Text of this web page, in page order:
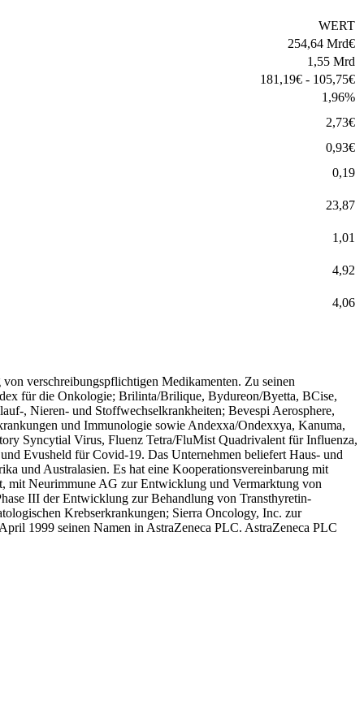
WERT
254,64 Mrd€
1,55 Mrd
181,19€ - 105,75€
1,96%
2,73€
0,93€
0,19
23,87
1,01
4,92
4,06
verschreibungspflichtigen Medikamenten. Zu seinen
für die Onkologie; Brilinta/Brilique, Bydureon/Byetta, BCise,
, Nieren- und Stoffwechselkrankheiten; Bevespi Aerosphere,
und Immunologie sowie Andexxa/Ondexxya, Kanuma,
Syncytial Virus, Fluenz Tetra/FluMist Quadrivalent für Influenza,
Evusheld für Covid-19. Das Unternehmen beliefert Haus- und
und Australasien. Es hat eine Kooperationsvereinbarung mit
mit Neurimmune AG zur Entwicklung und Vermarktung von
III der Entwicklung zur Behandlung von Transthyretin-
Krebserkrankungen; Sierra Oncology, Inc. zur
1999 seinen Namen in AstraZeneca PLC. AstraZeneca PLC